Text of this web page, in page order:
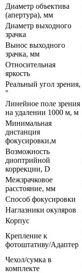
Диаметр объектива
(апертура), мм
Диаметр выходного
зрачка
Вынос выходного
зрачка, мм
Относительная
яркость
Реальный угол зрения,
°
Линейное поле зрения
на удалении 1000 м, м
Минимальная
дистанция
фокусировки,м
Возможность
диоптрийной
коррекции, D
Межзрачковое
расстояние, мм
Способ фокусировки
Наглазники окуляров
Корпус
Крепление к
фотоштативу/Адаптер
Чехол/сумка в
комплекте